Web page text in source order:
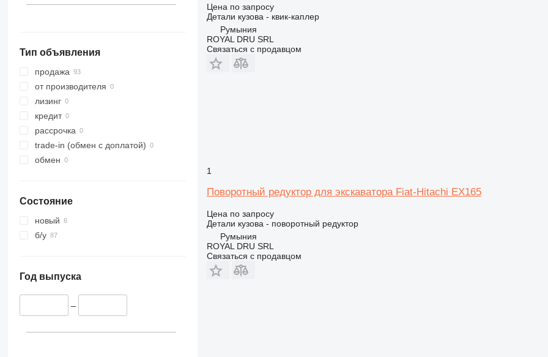
322
323
324
325
326
329
330
336
349
350
365
390
422
Тип объявления
продажа
от производителя
лизинг
кредит
рассрочка
trade-in (обмен с доплатой)
обмен
Состояние
новый
б/у
Год выпуска
–
Цена по запросу
Детали кузова - квик-каплер
Румыния
ROYAL DRU SRL
Связаться с продавцом
1
Поворотный редуктор для экскаватора Fiat-Hitachi EX165
Цена по запросу
Детали кузова - поворотный редуктор
Румыния
ROYAL DRU SRL
Связаться с продавцом